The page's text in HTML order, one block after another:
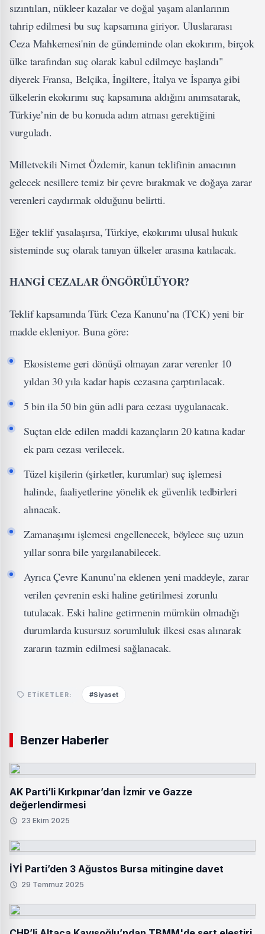
sızıntıları, nükleer kazalar ve doğal yaşam alanlarının
tahrip edilmesi bu suç kapsamına giriyor. Uluslararası
Ceza Mahkemesi'nin de gündeminde olan ekokırım, birçok
ülke tarafından suç olarak kabul edilmeye başlandı"
diyerek Fransa, Belçika, İngiltere, İtalya ve İspanya gibi
ülkelerin ekokırımı suç kapsamına aldığını anımsatarak,
Türkiye’nin de bu konuda adım atması gerektiğini
vurguladı.
Milletvekili Nimet Özdemir, kanun teklifinin amacının
gelecek nesillere temiz bir çevre bırakmak ve doğaya zarar
verenleri caydırmak olduğunu belirtti.
Eğer teklif yasalaşırsa, Türkiye, ekokırımı ulusal hukuk
sisteminde suç olarak tanıyan ülkeler arasına katılacak.
HANGİ CEZALAR ÖNGÖRÜLÜYOR?
Teklif kapsamında Türk Ceza Kanunu’na (TCK) yeni bir
madde ekleniyor. Buna göre:
Ekosisteme geri dönüşü olmayan zarar verenler 10
yıldan 30 yıla kadar hapis cezasına çarptırılacak.
5 bin ila 50 bin gün adli para cezası uygulanacak.
Suçtan elde edilen maddi kazançların 20 katına kadar
ek para cezası verilecek.
Tüzel kişilerin (şirketler, kurumlar) suç işlemesi
halinde, faaliyetlerine yönelik ek güvenlik tedbirleri
alınacak.
Zamanaşımı işlemesi engellenecek, böylece suç uzun
yıllar sonra bile yargılanabilecek.
Ayrıca Çevre Kanunu’na eklenen yeni maddeyle, zarar
verilen çevrenin eski haline getirilmesi zorunlu
tutulacak. Eski haline getirmenin mümkün olmadığı
durumlarda kusursuz sorumluluk ilkesi esas alınarak
zararın tazmin edilmesi sağlanacak.
ETIKETLER: #Siyaset
Benzer Haberler
AK Parti’li Kırkpınar’dan İzmir ve Gazze
değerlendirmesi
23 Ekim 2025
İYİ Parti’den 3 Ağustos Bursa mitingine davet
29 Temmuz 2025